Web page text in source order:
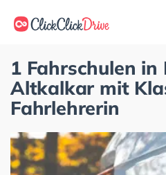
1 Fahrschulen in
Altkalkar mit
Fahrlehrerin